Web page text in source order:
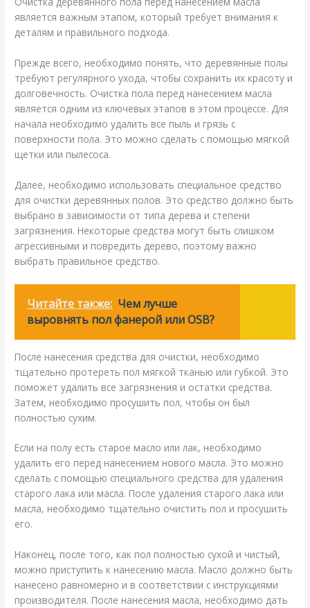
является важным этапом, который требует внимания к
деталям и правильного подхода.
Прежде всего, необходимо понять, что деревянные полы
требуют регулярного ухода, чтобы сохранить их красоту и
долговечность. Очистка пола перед нанесением масла
является одним из ключевых этапов в этом процессе. Для
начала необходимо удалить все пыль и грязь с
поверхности пола. Это можно сделать с помощью мягкой
щетки или пылесоса.
Далее, необходимо использовать специальное средство
для очистки деревянных полов. Это средство должно быть
выбрано в зависимости от типа дерева и степени
загрязнения. Некоторые средства могут быть слишком
агрессивными и повредить дерево, поэтому важно
выбрать правильное средство.
Читайте также: Чем лучше
выровнять пол фанерой или OSB?
После нанесения средства для очистки, необходимо
тщательно протереть пол мягкой тканью или губкой. Это
поможет удалить все загрязнения и остатки средства.
Затем, необходимо просушить пол, чтобы он был
полностью сухим.
Если на полу есть старое масло или лак, необходимо
удалить его перед нанесением нового масла. Это можно
сделать с помощью специального средства для удаления
старого лака или масла. После удаления старого лака или
масла, необходимо тщательно очистить пол и просушить
его.
Наконец, после того, как пол полностью сухой и чистый,
можно приступить к нанесению масла. Масло должно быть
нанесено равномерно и в соответствии с инструкциями
производителя. После нанесения масла, необходимо дать